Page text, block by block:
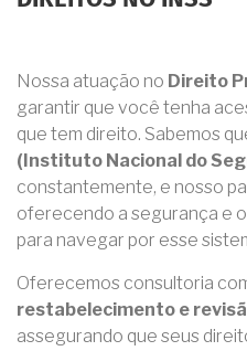
Nossa atuação no Direito
garantir que você tenha
que tem direito. Sabemos
(Instituto Nacional do
constantemente, e nosso
oferecendo a segurança e
para navegar por esse
Oferecemos consultoria
restabelecimento e
assegurando que seus